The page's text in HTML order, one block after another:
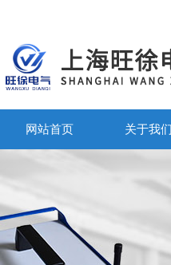
网站首页 关于我们